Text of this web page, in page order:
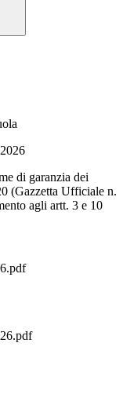
di garanzia dei
(Gazzetta Ufficiale n.
agli artt. 3 e 10